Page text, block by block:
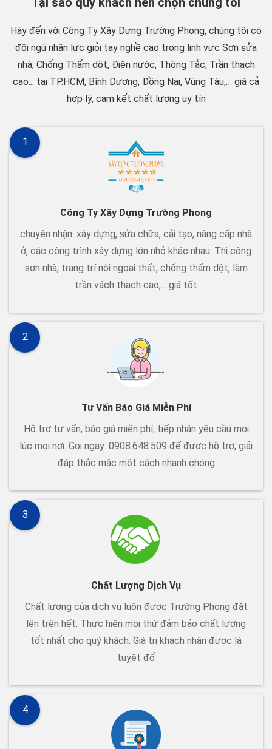
Hãy đến với Công Ty Xây Dựng Trường Phong, chúng tôi có
đội ngũ nhân lực giỏi tay nghề cao trong linh vực Sơn sửa
nhà, Chống Thấm dột, Điện nước, Thông Tắc, Trần thạch
cao... tại TP.HCM, Bình Dương, Đồng Nai, Vũng Tàu,… giá cả
hợp lý, cam kết chất lượng uy tín
Công Ty Xây Dựng Trường Phong
chuyên nhận: xây dựng, sửa chữa, cải tạo, nâng cấp nhà
ở, các công trình xây dựng lớn nhỏ khác nhau. Thi công
sơn nhà, trang trí nội ngoại thất, chống thấm dột, làm
trần vách thạch cao,... giá tốt
1
Tư Vấn Báo Giá Miễn Phí
Hỗ trợ tư vấn, báo giá miễn phí, tiếp nhận yêu cầu mọi
lúc mọi nơi. Gọi ngay: 0908.648.509 để được hỗ trợ, giải
đáp thắc mắc một cách nhanh chóng
2
Chất Lượng Dịch Vụ
Chất lượng của dịch vụ luôn được Trường Phong đặt
lên trên hết. Thực hiện mọi thứ đảm bảo chất lượng
tốt nhất cho quý khách. Giá trị khách nhận được là
tuyệt đố
3
4